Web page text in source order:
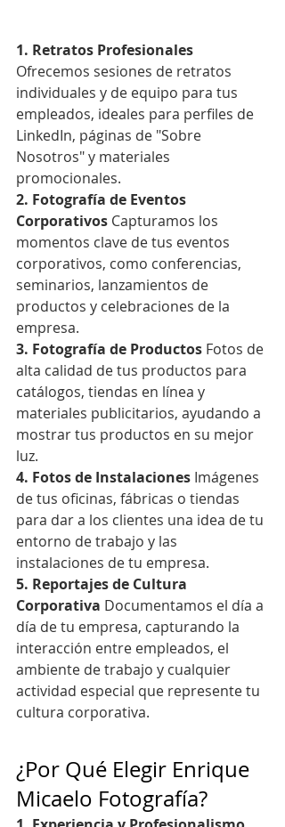
1. Retratos Profesionales
Ofrecemos sesiones de retratos
individuales y de equipo para tus
empleados, ideales para perfiles de
LinkedIn, páginas de "Sobre
Nosotros" y materiales
promocionales.
2. Fotografía de Eventos
Corporativos Capturamos los
momentos clave de tus eventos
corporativos, como conferencias,
seminarios, lanzamientos de
productos y celebraciones de la
empresa.
3. Fotografía de Productos Fotos de
alta calidad de tus productos para
catálogos, tiendas en línea y
materiales publicitarios, ayudando a
mostrar tus productos en su mejor
luz.
4. Fotos de Instalaciones Imágenes
de tus oficinas, fábricas o tiendas
para dar a los clientes una idea de tu
entorno de trabajo y las
instalaciones de tu empresa.
5. Reportajes de Cultura
Corporativa Documentamos el día a
día de tu empresa, capturando la
interacción entre empleados, el
ambiente de trabajo y cualquier
actividad especial que represente tu
cultura corporativa.
¿Por Qué Elegir Enrique
Micaelo Fotografía?